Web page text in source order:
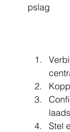
pslag
Stel